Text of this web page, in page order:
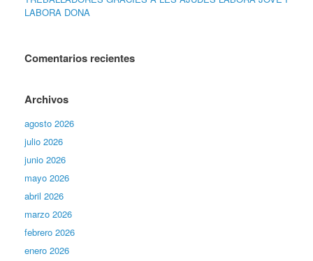
LABORA DONA
Comentarios recientes
Archivos
agosto 2026
julio 2026
junio 2026
mayo 2026
abril 2026
marzo 2026
febrero 2026
enero 2026